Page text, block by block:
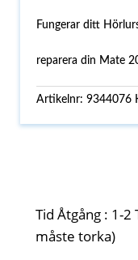
Fungerar ditt
reparera din Mate
Artikelnr:9344076
Tid Åtgång : 1-
måste torka)